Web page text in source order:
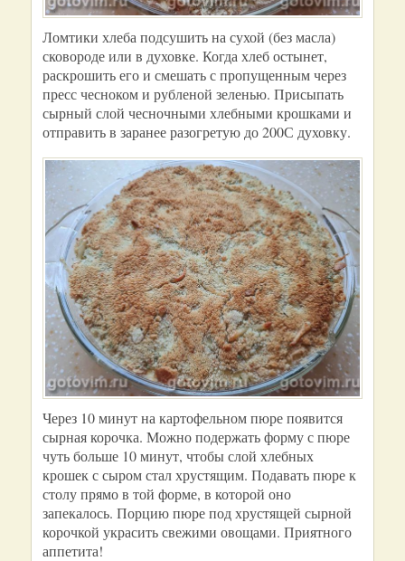
Ломтики хлеба подсушить на сухой (без масла)
сковороде или в духовке. Когда хлеб остынет,
раскрошить его и смешать с пропущенным через
пресс чесноком и рубленой зеленью. Присыпать
сырный слой чесночными хлебными крошками и
отправить в заранее разогретую до 200С духовку.
Через 10 минут на картофельном пюре появится
сырная корочка. Можно подержать форму с пюре
чуть больше 10 минут, чтобы слой хлебных
крошек с сыром стал хрустящим. Подавать пюре к
столу прямо в той форме, в которой оно
запекалось. Порцию пюре под хрустящей сырной
корочкой украсить свежими овощами. Приятного
аппетита!